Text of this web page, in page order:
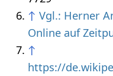
↑ Vgl.: Herner
Online auf
↑
https://